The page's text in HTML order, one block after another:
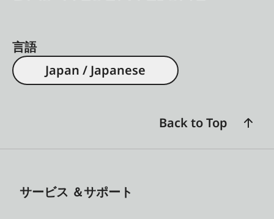
言語
Japan / Japanese
Back to Top
サービス ＆サポート